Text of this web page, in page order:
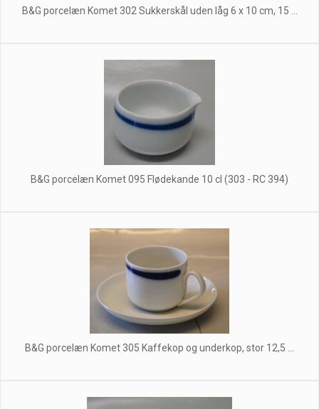
B&G porcelæn Komet 302 Sukkerskål uden låg 6 x 10 cm, 15 ...
B&G porcelæn Komet 095 Flødekande 10 cl (303 - RC 394)
B&G porcelæn Komet 305 Kaffekop og underkop, stor 12,5 ...